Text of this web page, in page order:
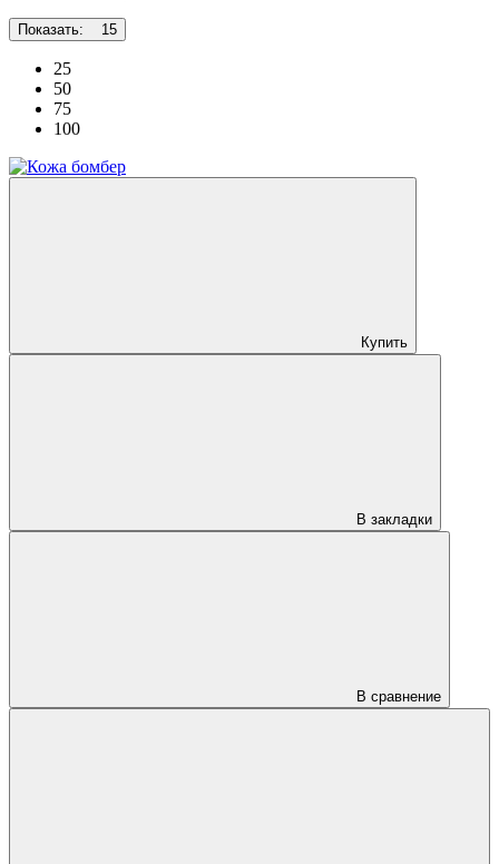
Показать: 15
25
50
75
100
Купить
В закладки
В сравнение